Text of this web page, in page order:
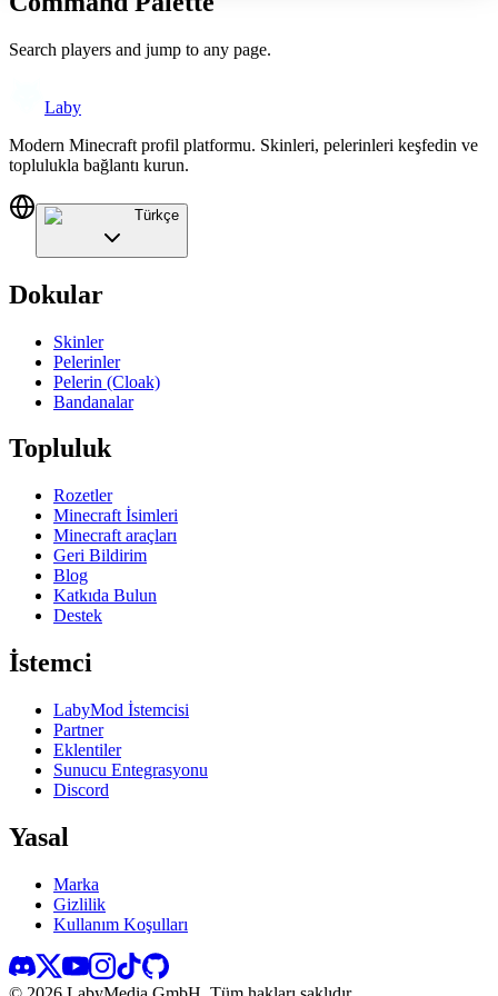
Search players and jump to any page.
Laby
Modern Minecraft profil platformu. Skinleri, pelerinleri keşfedin ve
toplulukla bağlantı kurun.
Türkçe
Dokular
Skinler
Pelerinler
Pelerin (Cloak)
Bandanalar
Topluluk
Rozetler
Minecraft İsimleri
Minecraft araçları
Geri Bildirim
Blog
Katkıda Bulun
Destek
İstemci
LabyMod İstemcisi
Partner
Eklentiler
Sunucu Entegrasyonu
Discord
Yasal
Marka
Gizlilik
Kullanım Koşulları